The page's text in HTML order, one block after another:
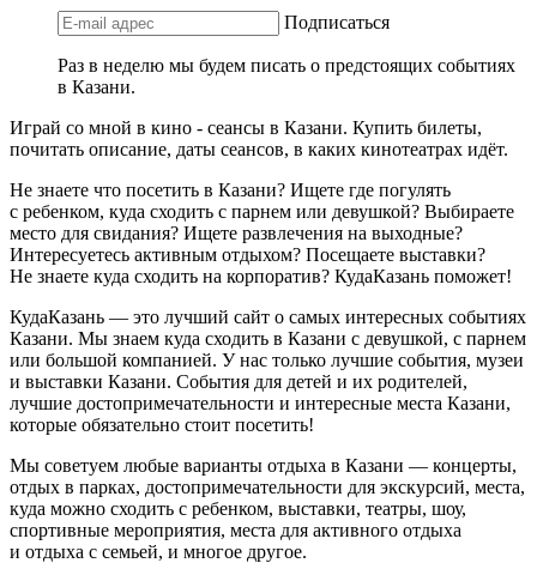
Подписаться
Раз в неделю мы будем писать о предстоящих событиях
в Казани.
Играй со мной в кино - сеансы в Казани. Купить билеты,
почитать описание, даты сеансов, в каких кинотеатрах идёт.
Не знаете что посетить в Казани? Ищете где погулять
с ребенком, куда сходить с парнем или девушкой? Выбираете
место для свидания? Ищете развлечения на выходные?
Интересуетесь активным отдыхом? Посещаете выставки?
Не знаете куда сходить на корпоратив? КудаКазань поможет!
КудаКазань — это лучший сайт о самых интересных событиях
Казани. Мы знаем куда сходить в Казани с девушкой, с парнем
или большой компанией. У нас только лучшие события, музеи
и выставки Казани. События для детей и их родителей,
лучшие достопримечательности и интересные места Казани,
которые обязательно стоит посетить!
Мы советуем любые варианты отдыха в Казани — концерты,
отдых в парках, достопримечательности для экскурсий, места,
куда можно сходить с ребенком, выставки, театры, шоу,
спортивные мероприятия, места для активного отдыха
и отдыха с семьей, и многое другое.